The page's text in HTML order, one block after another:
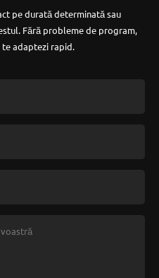
pe durată determinată sau
Fără probleme de program,
adaptezi rapid.